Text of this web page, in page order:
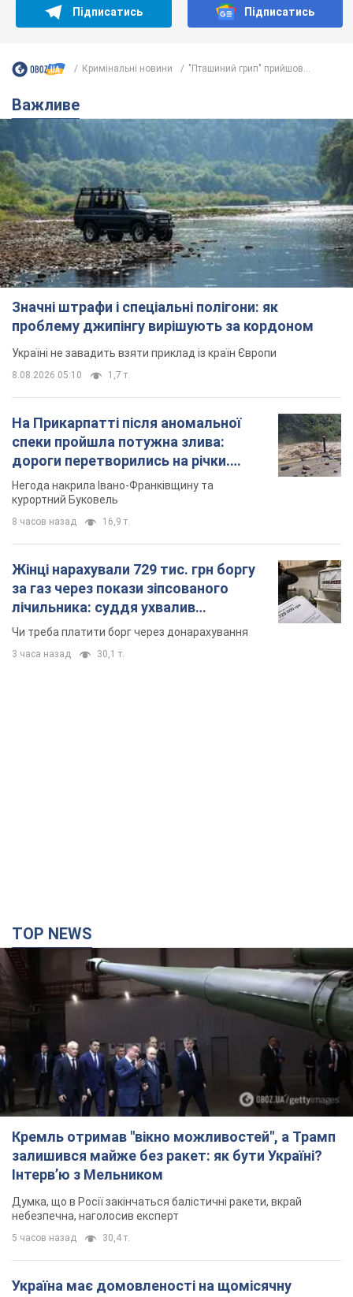
Підписатись Підписатись
Кримінальні новини "Пташиний грип" прийшов...
Важливе
Значні штрафи і спеціальні полігони: як
проблему джипінгу вирішують за кордоном
Україні не завадить взяти приклад із країн Європи
8.08.2026 05:10 1,7 т.
На Прикарпатті після аномальної
спеки пройшла потужна злива:
дороги перетворились на річки.
Відео
Негода накрила Івано-Франківщину та
курортний Буковель
8 часов назад 16,9 т.
Жінці нарахували 729 тис. грн боргу
за газ через покази зіпсованого
лічильника: суддя ухвалив
неочікуване рішення
Чи треба платити борг через донарахування
3 часа назад 30,1 т.
TOP NEWS
Кремль отримав "вікно можливостей", а Трамп
залишився майже без ракет: як бути Україні?
Інтерв’ю з Мельником
Думка, що в Росії закінчаться балістичні ракети, вкрай
небезпечна, наголосив експерт
5 часов назад 30,4 т.
Україна має домовленості на щомісячну